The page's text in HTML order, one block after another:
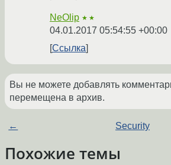
NeOlip ★★
04.01.2017 05:54:55 +00:00
Ссылка
Вы не можете добавлять
перемещена в архив.
← Security
Похожие темы